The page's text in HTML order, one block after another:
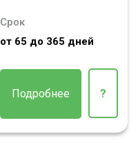
Срок
от 65 до 365 дней
Подробнее ?